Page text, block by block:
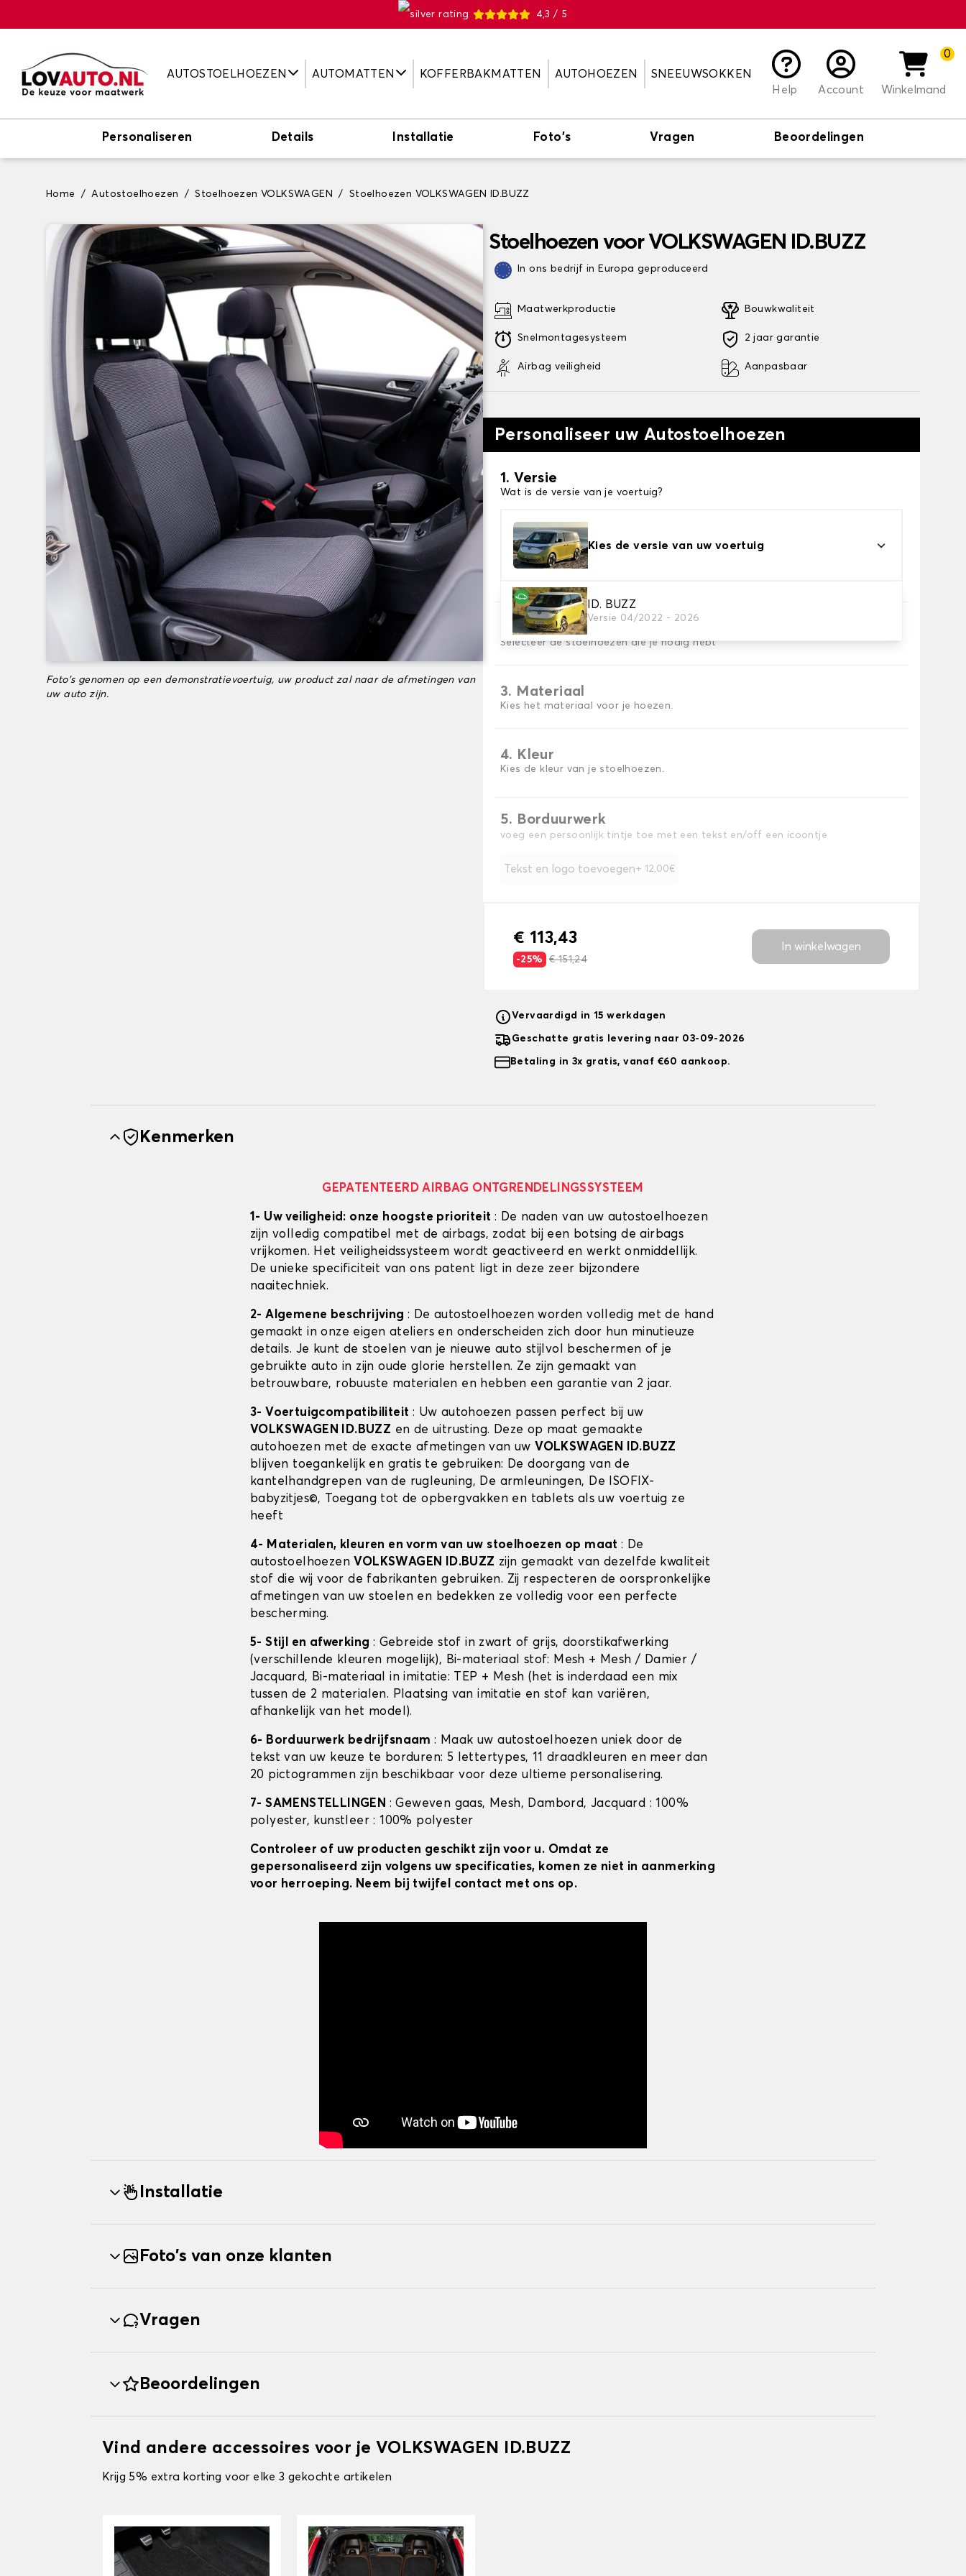
4,3 / 5
AUTOSTOELHOEZEN AUTOMATTEN KOFFERBAKMATTEN AUTOHOEZEN
SNEEUWSOKKEN
Help
Account
0
Winkelmand
Personaliseren Details Installatie Foto's Vragen Beoordelingen
Home Autostoelhoezen Stoelhoezen VOLKSWAGEN Stoelhoezen VOLKSWAGEN ID.BUZZ
Foto's genomen op een demonstratievoertuig, uw product zal naar de afmetingen van
uw auto zijn.
Stoelhoezen voor VOLKSWAGEN ID.BUZZ
In ons bedrijf in Europa geproduceerd
Maatwerkproductie
Snelmontagesysteem
Airbag veiligheid
Bouwkwaliteit
2 jaar garantie
Aanpasbaar
Personaliseer uw Autostoelhoezen
1. Versie
Wat is de versie van je voertuig?
Kies de versie van uw voertuig
ID. BUZZ
Versie 04/2022 - 2026
2. Set hoezen
Selecteer de stoelhoezen die je nodig hebt
3. Materiaal
Kies het materiaal voor je hoezen.
4. Kleur
Kies de kleur van je stoelhoezen.
5. Borduurwerk
voeg een persoonlijk tintje toe met een tekst en/off een icoontje
Tekst en logo toevoegen + 12,00€
€ 113,43
-25% € 151,24
In winkelwagen
Vervaardigd in 15 werkdagen
Geschatte gratis levering naar 03-09-2026
Betaling in 3x gratis, vanaf €60 aankoop.
Kenmerken
GEPATENTEERD AIRBAG ONTGRENDELINGSSYSTEEM
1- Uw veiligheid: onze hoogste prioriteit : De naden van uw autostoelhoezen
zijn volledig compatibel met de airbags, zodat bij een botsing de airbags
vrijkomen. Het veiligheidssysteem wordt geactiveerd en werkt onmiddellijk.
De unieke specificiteit van ons patent ligt in deze zeer bijzondere
naaitechniek.
2- Algemene beschrijving : De autostoelhoezen worden volledig met de hand
gemaakt in onze eigen ateliers en onderscheiden zich door hun minutieuze
details. Je kunt de stoelen van je nieuwe auto stijlvol beschermen of je
gebruikte auto in zijn oude glorie herstellen. Ze zijn gemaakt van
betrouwbare, robuuste materialen en hebben een garantie van 2 jaar.
3- Voertuigcompatibiliteit : Uw autohoezen passen perfect bij uw
VOLKSWAGEN ID.BUZZ en de uitrusting. Deze op maat gemaakte
autohoezen met de exacte afmetingen van uw VOLKSWAGEN ID.BUZZ
blijven toegankelijk en gratis te gebruiken: De doorgang van de
kantelhandgrepen van de rugleuning, De armleuningen, De ISOFIX-
babyzitjes©, Toegang tot de opbergvakken en tablets als uw voertuig ze
heeft
4- Materialen, kleuren en vorm van uw stoelhoezen op maat: De
autostoelhoezen VOLKSWAGEN ID.BUZZ zijn gemaakt van dezelfde kwaliteit
stof die wij voor de fabrikanten gebruiken. Zij respecteren de oorspronkelijke
afmetingen van uw stoelen en bedekken ze volledig voor een perfecte
bescherming.
5- Stijl en afwerking : Gebreide stof in zwart of grijs, doorstikafwerking
(verschillende kleuren mogelijk), Bi-materiaal stof: Mesh + Mesh / Damier /
Jacquard, Bi-materiaal in imitatie: TEP + Mesh (het is inderdaad een mix
tussen de 2 materialen. Plaatsing van imitatie en stof kan variëren,
afhankelijk van het model).
6- Borduurwerk bedrijfsnaam: Maak uw autostoelhoezen uniek door de
tekst van uw keuze te borduren: 5 lettertypes, 11 draadkleuren en meer dan
20 pictogrammen zijn beschikbaar voor deze ultieme personalisering.
7- SAMENSTELLINGEN : Geweven gaas, Mesh, Dambord, Jacquard : 100%
polyester, kunstleer : 100% polyester
Controleer of uw producten geschikt zijn voor u. Omdat ze
gepersonaliseerd zijn volgens uw specificaties, komen ze niet in aanmerking
voor herroeping. Neem bij twijfel contact met ons op.
Installatie
Foto's van onze klanten
Vragen
Beoordelingen
Vind andere accessoires voor je VOLKSWAGEN ID.BUZZ
Krijg 5% extra korting voor elke 3 gekochte artikelen